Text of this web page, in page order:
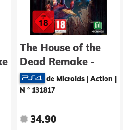
The House of the
Dead Remake -
Limidead Edition
de Microids | Action
N ° 131817
34.90